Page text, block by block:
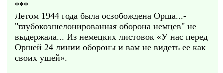
***
Летом 1944 года была освобождена Орша...-
"глубокоэшелонированная оборона немцев" не
выдержала... Из немецких листовок «У нас перед
Оршей 24 линии обороны и вам не видеть ее как
своих ушей».